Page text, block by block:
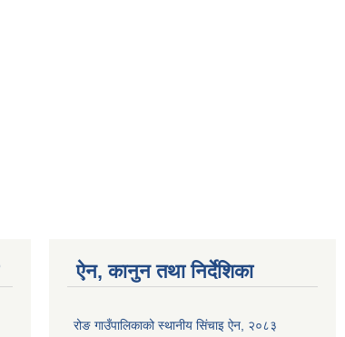
ऐन, कानुन तथा निर्देशिका
रोङ गाउँपालिकाको स्थानीय सिंचाइ ऐन, २०८३